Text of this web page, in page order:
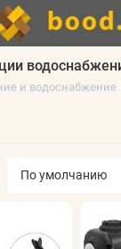
и водоснабжение
группы